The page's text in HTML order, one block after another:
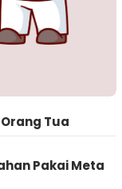
Tua
Pakai Meta